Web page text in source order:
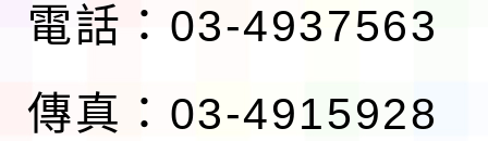
電話：03-4937563
傳真：03-4915928